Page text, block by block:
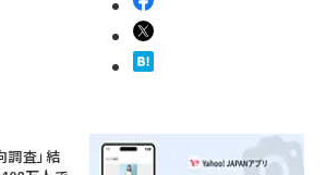
調査」結